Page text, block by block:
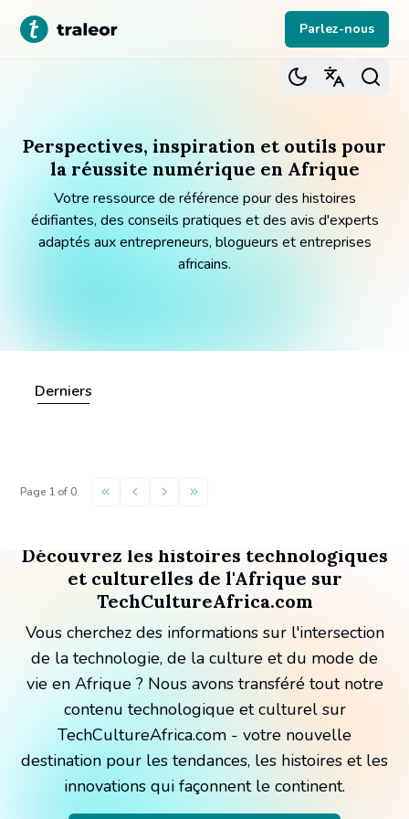
Parlez-nous
Perspectives, inspiration et outils pour
la réussite numérique en Afrique
Votre ressource de référence pour des histoires
édifiantes, des conseils pratiques et des avis d'experts
adaptés aux entrepreneurs, blogueurs et entreprises
africains.
Derniers
Page 1 of 0
Découvrez les histoires technologiques
et culturelles de l'Afrique sur
TechCultureAfrica.com
Vous cherchez des informations sur l'intersection
de la technologie, de la culture et du mode de
vie en Afrique ? Nous avons transféré tout notre
contenu technologique et culturel sur
TechCultureAfrica.com - votre nouvelle
destination pour les tendances, les histoires et les
innovations qui façonnent le continent.